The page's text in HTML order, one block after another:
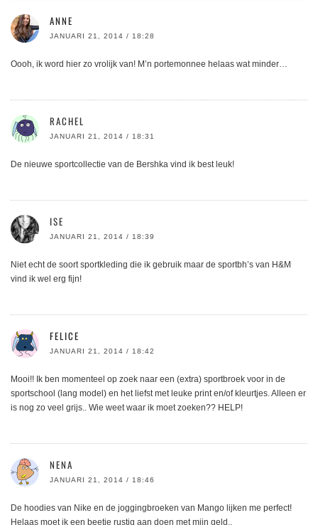
ANNE
JANUARI 21, 2014 / 18:28
Oooh, ik word hier zo vrolijk van! M’n portemonnee helaas wat minder…
RACHEL
JANUARI 21, 2014 / 18:31
De nieuwe sportcollectie van de Bershka vind ik best leuk!
ISE
JANUARI 21, 2014 / 18:39
Niet echt de soort sportkleding die ik gebruik maar de sportbh’s van H&M
vind ik wel erg fijn!
FELICE
JANUARI 21, 2014 / 18:42
Mooi!! Ik ben momenteel op zoek naar een (extra) sportbroek voor in de
sportschool (lang model) en het liefst met leuke print en/of kleurtjes. Alleen er
is nog zo veel grijs.. Wie weet waar ik moet zoeken?? HELP!
NENA
JANUARI 21, 2014 / 18:46
De hoodies van Nike en de joggingbroeken van Mango lijken me perfect!
Helaas moet ik een beetje rustig aan doen met mijn geld..